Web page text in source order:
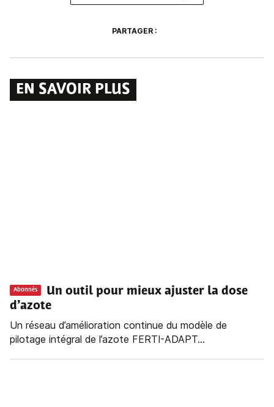
PARTAGER :
EN SAVOIR PLUS
Abonnés
Un outil pour mieux ajuster la dose
d’azote
Un réseau d’amélioration continue du modèle de
pilotage intégral de l’azote FERTI-ADAPT...